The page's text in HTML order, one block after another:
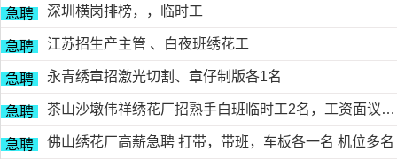
急聘 深圳横岗排榜，，临时工
急聘 江苏招生产主管 、白夜班绣花工
急聘 永青绣章招激光切割、章仔制版各1名
急聘 茶山沙墩伟祥绣花厂招熟手白班临时工2名，工资面议，包吃住有的请电18676754153黎生
急聘 佛山绣花厂高薪急聘 打带，带班，车板各一名 机位多名